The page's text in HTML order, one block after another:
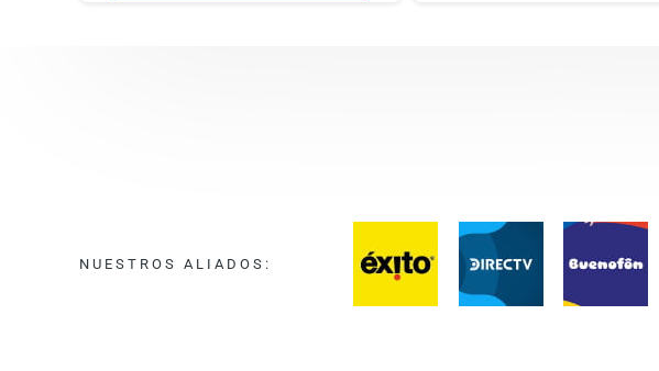
NUESTROS ALIADOS: